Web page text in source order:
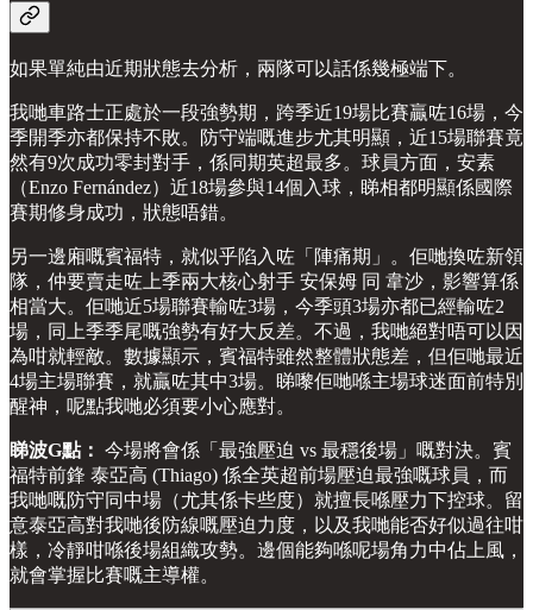
如果單純由近期狀態去分析，兩隊可以話係幾極端下。
我哋車路士正處於一段強勢期，跨季近19場比賽贏咗16場，今
季開季亦都保持不敗。防守端嘅進步尤其明顯，近15場聯賽竟
然有9次成功零封對手，係同期英超最多。球員方面，安素
（Enzo Fernández）近18場參與14個入球，睇相都明顯係國際
賽期修身成功，狀態唔錯。
另一邊廂嘅賓福特，就似乎陷入咗「陣痛期」。佢哋換咗新領
隊，仲要賣走咗上季兩大核心射手 安保姆 同 韋沙，影響算係
相當大。佢哋近5場聯賽輸咗3場，今季頭3場亦都已經輸咗2
場，同上季季尾嘅強勢有好大反差。不過，我哋絕對唔可以因
為咁就輕敵。數據顯示，賓福特雖然整體狀態差，但佢哋最近
4場主場聯賽，就贏咗其中3場。睇嚟佢哋喺主場球迷面前特別
醒神，呢點我哋必須要小心應對。
睇波G點： 今場將會係「最強壓迫 vs 最穩後場」嘅對決。賓
福特前鋒 泰亞高 (Thiago) 係全英超前場壓迫最強嘅球員，而
我哋嘅防守同中場（尤其係卡些度）就擅長喺壓力下控球。留
意泰亞高對我哋後防線嘅壓迫力度，以及我哋能否好似過往咁
樣，冷靜咁喺後場組織攻勢。邊個能夠喺呢場角力中佔上風，
就會掌握比賽嘅主導權。